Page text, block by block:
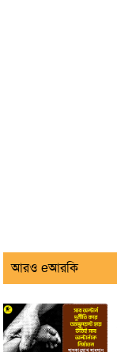
আরও eআরকি